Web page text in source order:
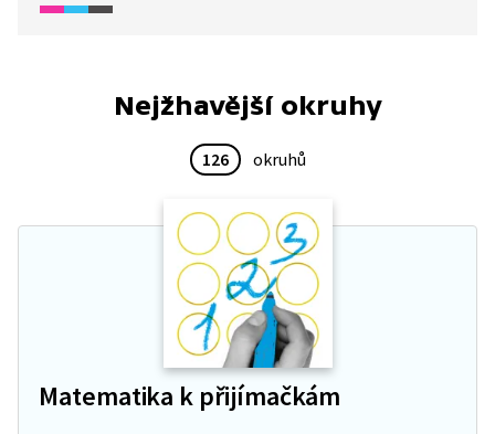
život se od toho blešího také poněkud liší, i když
Nejžhavější okruhy
126 okruhů
Matematika k přijímačkám